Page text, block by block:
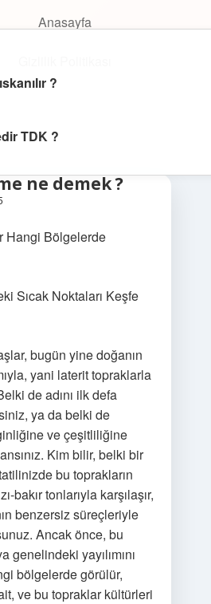
Anasayfa
Hakkımızda
ne demek ?
Hangi Bölgelerde
Sıcak Noktaları Keşfe
bugün yine doğanın
yani laterit topraklarla
de adını ilk defa
ya da belki de
ve çeşitliliğine
Kim bilir, belki bir
bu toprakların
bakır tonlarıyla karşılaşır,
benzersiz süreçleriyle
Ancak önce, bu
genelindeki yayılımını
bölgelerde görülür,
ve bu topraklar kültürleri
?
TDK ?
Anasayfa